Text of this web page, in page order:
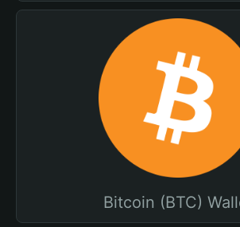
Bitcoin (BTC)